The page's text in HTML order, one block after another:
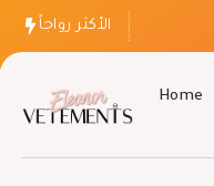
الأكثر رواجاً
Home